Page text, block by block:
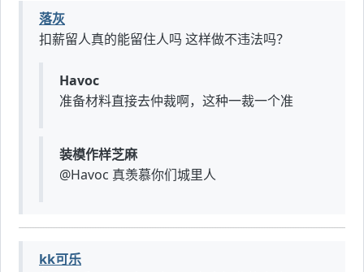
落灰
扣薪留人真的能留住人吗 这样做不违法吗？
Havoc
准备材料直接去仲裁啊，这种一裁一个准
装模作样芝麻
@Havoc 真羡慕你们城里人
kk可乐